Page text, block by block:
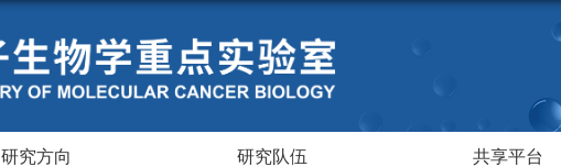
研究方向 研究队伍 共享平台